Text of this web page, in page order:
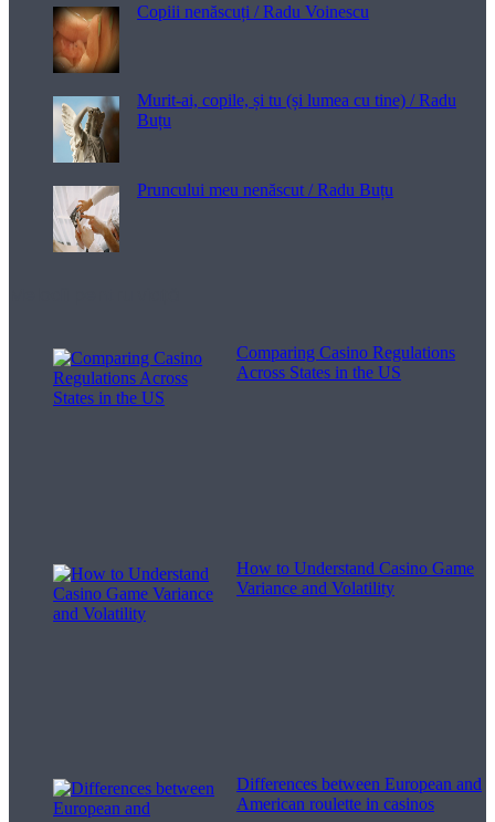
Copiii nenăscuți / Radu Voinescu
Murit-ai, copile, și tu (și lumea cu tine) / Radu
Buțu
Pruncului meu nenăscut / Radu Buțu
Comparing Casino Regulations
Across States in the US
How to Understand Casino Game
Variance and Volatility
Differences between European and
American roulette in casinos